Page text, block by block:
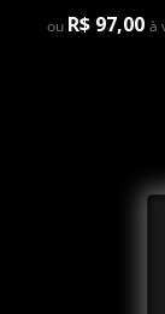
ou R$ 97,00 à